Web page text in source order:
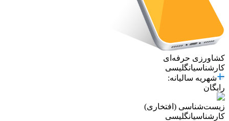
کشاورزی حرفه‌ای
کارشناسیانگلیسی
شهریه سالیانه:
رایگان
زیست‌شناسی (افتخاری)
کارشناسیانگلیسی